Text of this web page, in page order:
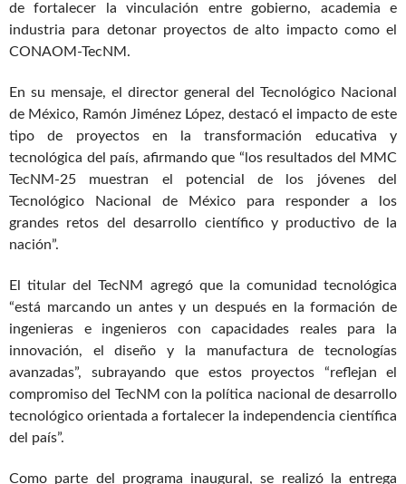
de fortalecer la vinculación entre gobierno, academia e
industria para detonar proyectos de alto impacto como el
CONAOM-TecNM.
En su mensaje, el director general del Tecnológico Nacional
de México, Ramón Jiménez López, destacó el impacto de este
tipo de proyectos en la transformación educativa y
tecnológica del país, afirmando que “los resultados del MMC
TecNM-25 muestran el potencial de los jóvenes del
Tecnológico Nacional de México para responder a los
grandes retos del desarrollo científico y productivo de la
nación”.
El titular del TecNM agregó que la comunidad tecnológica
“está marcando un antes y un después en la formación de
ingenieras e ingenieros con capacidades reales para la
innovación, el diseño y la manufactura de tecnologías
avanzadas”, subrayando que estos proyectos “reflejan el
compromiso del TecNM con la política nacional de desarrollo
tecnológico orientada a fortalecer la independencia científica
del país”.
Como parte del programa inaugural, se realizó la entrega